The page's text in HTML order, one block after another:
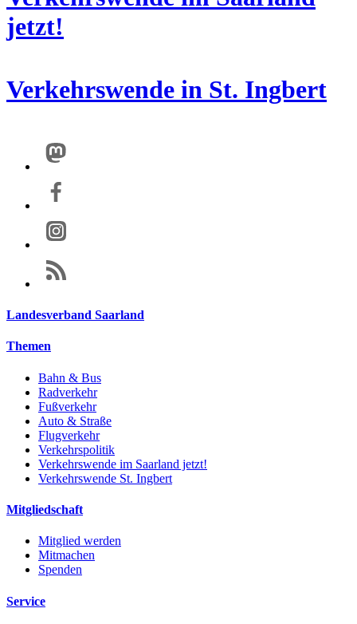
jetzt!
Verkehrswende in St. Ingbert
Landesverband Saarland
Themen
Bahn & Bus
Radverkehr
Fußverkehr
Auto & Straße
Flugverkehr
Verkehrspolitik
Verkehrswende im Saarland jetzt!
Verkehrswende St. Ingbert
Mitgliedschaft
Mitglied werden
Mitmachen
Spenden
Service